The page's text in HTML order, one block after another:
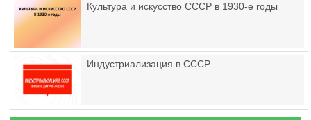
Культура и искусство СССР в 1930-е годы
Индустриализация в СССР